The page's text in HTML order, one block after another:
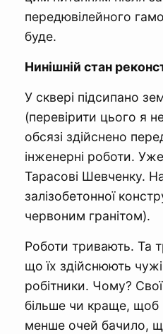
передювілейного
буде.
Нинішній стан
У сквері підсипано
(перевірити цього я
обсязі здійснено
інженерні роботи.
Тарасові Шевченку.
залізобетонної
червоним гранітом).
Роботи тривають. Та
що їх здійснюють
робітники. Чому?
більше чи краще,
менше очей бачило,